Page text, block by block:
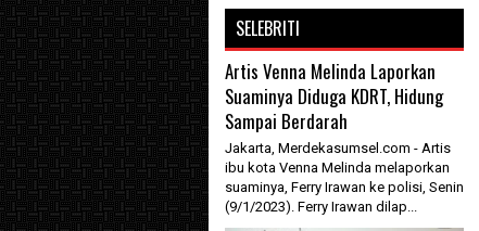
SELEBRITI
Artis Venna Melinda Laporkan
Suaminya Diduga KDRT, Hidung
Sampai Berdarah
Jakarta, Merdekasumsel.com - Artis
ibu kota Venna Melinda melaporkan
suaminya, Ferry Irawan ke polisi, Senin
(9/1/2023). Ferry Irawan dilap...